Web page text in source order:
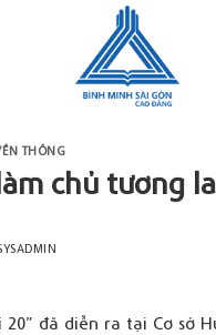
THÔNG
chủ tương
đã diễn ra tại Cơ sở